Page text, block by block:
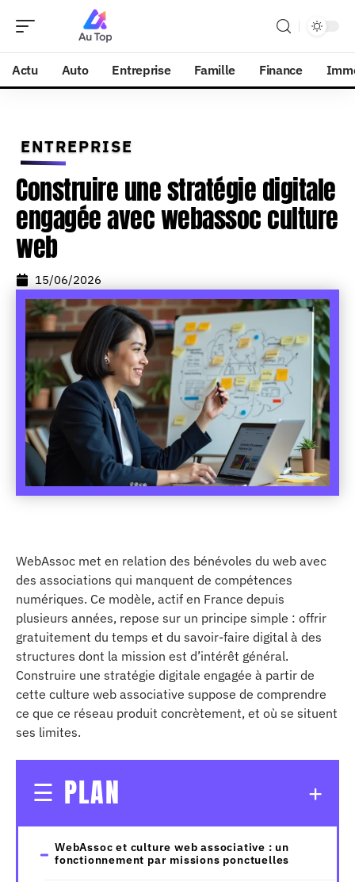
Actu Auto Entreprise Famille Finance
ENTREPRISE
Construire une stratégie digitale
engagée avec webassoc culture
web
15/06/2026
WebAssoc met en relation des bénévoles du web avec
des associations qui manquent de compétences
numériques. Ce modèle, actif en France depuis
plusieurs années, repose sur un principe simple : offrir
gratuitement du temps et du savoir-faire digital à des
structures dont la mission est d’intérêt général.
Construire une stratégie digitale engagée à partir de
cette culture web associative suppose de comprendre
ce que ce réseau produit concrètement, et où se situent
ses limites.
PLAN
WebAssoc et culture web associative : un
fonctionnement par missions ponctuelles